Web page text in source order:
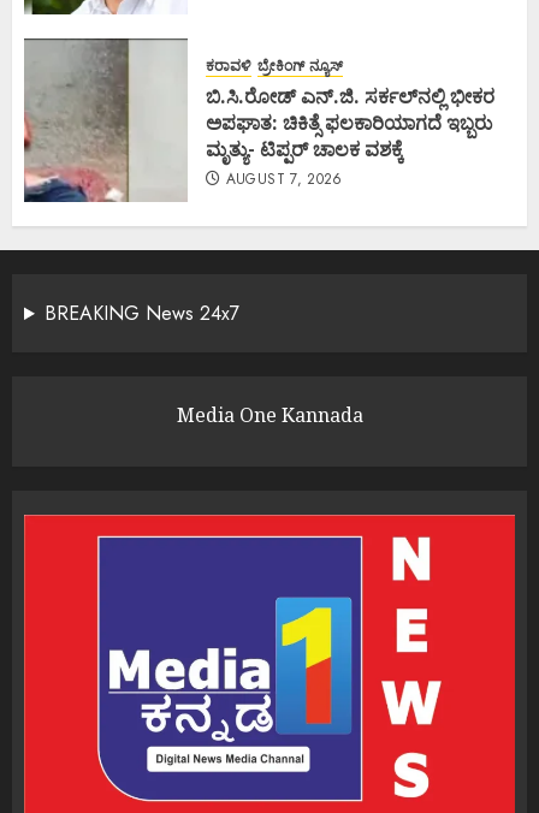
ಕರಾವಳಿ ಬ್ರೇಕಿಂಗ್ ನ್ಯೂಸ್
ಬಿ.ಸಿ.ರೋಡ್ ಎನ್.ಜಿ. ಸರ್ಕಲ್‌ನಲ್ಲಿ ಭೀಕರ
ಅಪಘಾತ: ಚಿಕಿತ್ಸೆ ಫಲಕಾರಿಯಾಗದೆ ಇಬ್ಬರು
ಮೃತ್ಯು- ಟಿಪ್ಪರ್ ಚಾಲಕ ವಶಕ್ಕೆ
AUGUST 7, 2026
BREAKING News 24x7
Media One Kannada